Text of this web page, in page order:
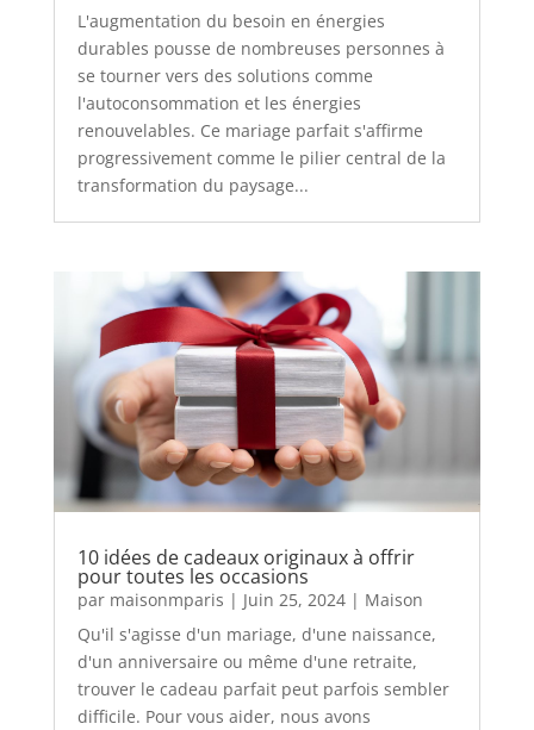
L'augmentation du besoin en énergies
durables pousse de nombreuses personnes à
se tourner vers des solutions comme
l'autoconsommation et les énergies
renouvelables. Ce mariage parfait s'affirme
progressivement comme le pilier central de la
transformation du paysage...
10 idées de cadeaux originaux à offrir
pour toutes les occasions
par maisonmparis | Juin 25, 2024| Maison
Qu'il s'agisse d'un mariage, d'une naissance,
d'un anniversaire ou même d'une retraite,
trouver le cadeau parfait peut parfois sembler
difficile. Pour vous aider, nous avons